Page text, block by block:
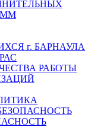
г. БАРНАУЛА
РАБОТЫ